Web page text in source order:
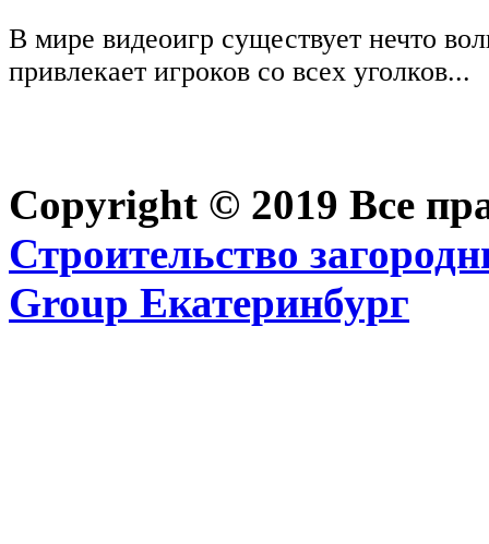
В мире видеоигр существует нечто
привлекает игроков со всех уголков...
Copyright © 2019 Все
Строительство
Group Екатеринбург